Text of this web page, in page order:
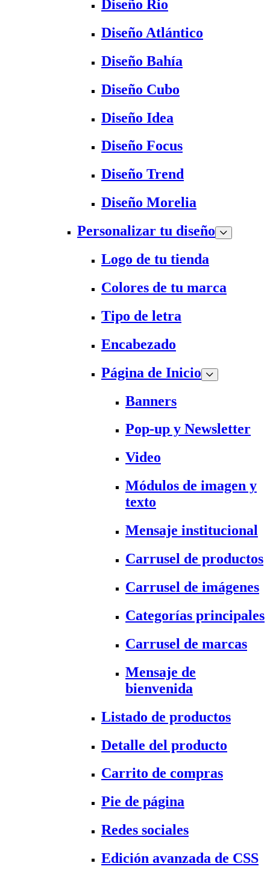
Diseño Rio
Diseño Atlántico
Diseño Bahía
Diseño Cubo
Diseño Idea
Diseño Focus
Diseño Trend
Diseño Morelia
Personalizar tu diseño
Logo de tu tienda
Colores de tu marca
Tipo de letra
Encabezado
Página de Inicio
Banners
Pop-up y Newsletter
Video
Módulos de imagen y
texto
Mensaje institucional
Carrusel de productos
Carrusel de imágenes
Categorías principales
Carrusel de marcas
Mensaje de
bienvenida
Listado de productos
Detalle del producto
Carrito de compras
Pie de página
Redes sociales
Edición avanzada de CSS